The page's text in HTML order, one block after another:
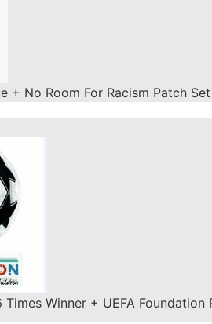
+ No Room For Racism Patch Set
Times Winner + UEFA Foundation